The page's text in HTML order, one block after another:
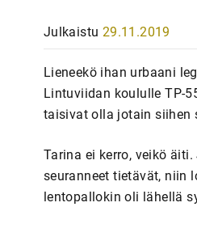
Julkaistu 29.11.2019
Lieneekö ihan urbaani
Lintuviidan koululle TP-
taisivat olla jotain siihen
Tarina ei kerro, veikö
seuranneet tietävät, niin
lentopallokin oli lähellä